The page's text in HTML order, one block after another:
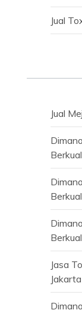
Jual
Jual
Jasa
Jakarta